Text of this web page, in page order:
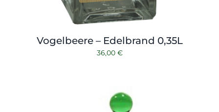
Vogelbeere – Edelbrand 0,35L
36,00 €